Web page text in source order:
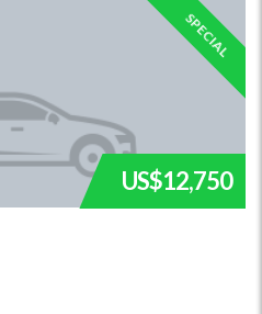
SPECIAL
US$12,750